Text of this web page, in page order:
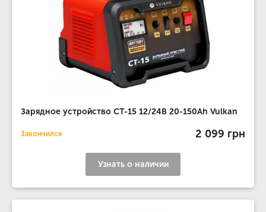
Зарядное устройство CT-15 12/24В 20-150Ah Vulkan
Закончился 2 099 грн
Узнать о наличии